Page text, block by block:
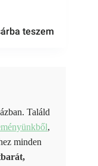
teszem
Találd
,
minden